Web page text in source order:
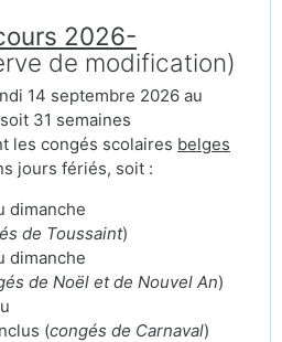
2026-
de modification)
14 septembre 2026 au
31 semaines
les congés scolaires belges
jours fériés, soit :
dimanche
de Toussaint)
dimanche
de Noël et de Nouvel An)
(congés de Carnaval)